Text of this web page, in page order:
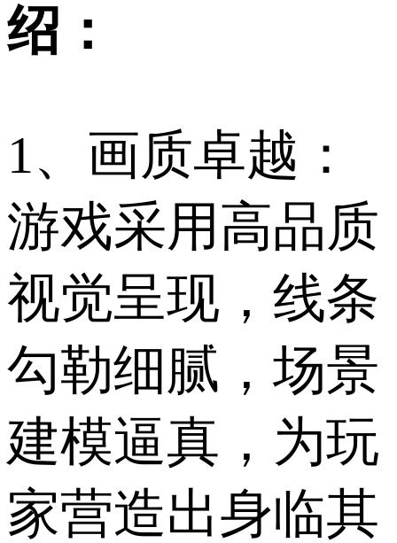
绍：
1、画质卓越：
游戏采用高品质
视觉呈现，线条
勾勒细腻，场景
建模逼真，为玩
家营造出身临其